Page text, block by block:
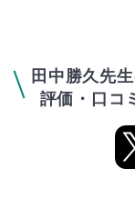
田中勝久先
評価・口コ